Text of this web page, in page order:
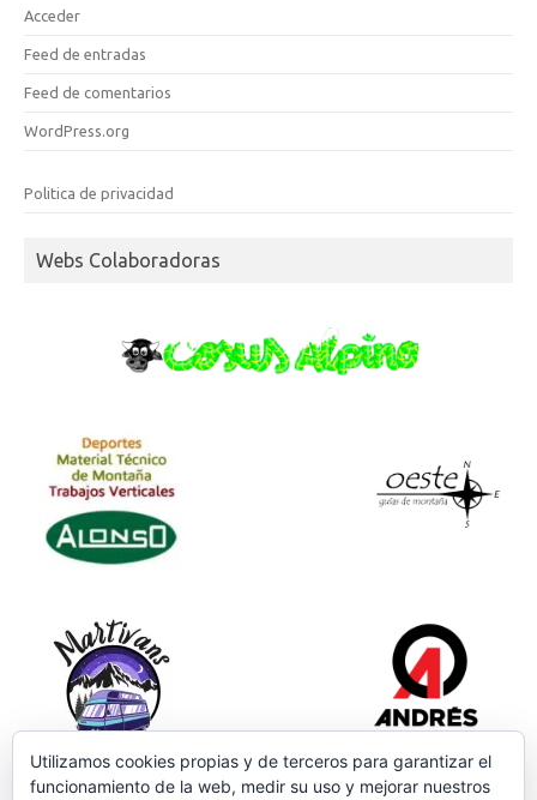
Acceder
Feed de entradas
Feed de comentarios
WordPress.org
Politica de privacidad
Webs Colaboradoras
Utilizamos cookies propias y de terceros para garantizar el
funcionamiento de la web, medir su uso y mejorar nuestros